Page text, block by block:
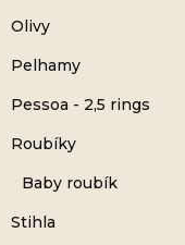
Olivy
Pelhamy
Pessoa - 2,5 rings
Roubíky
Baby roubík
Stihla